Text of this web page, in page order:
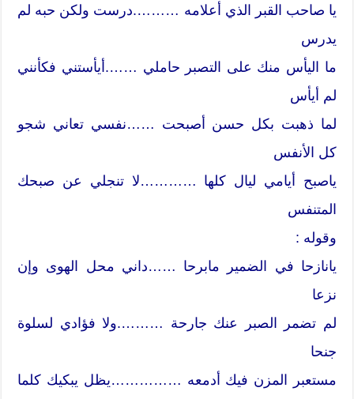
يا صاحب القبر الذي أعلامه ……….درست ولكن حبه لم
يدرس
ما اليأس منك على التصبر حاملي …….أيأستني فكأنني
لم أيأس
لما ذهبت بكل حسن أصبحت ……نفسي تعاني شجو
كل الأنفس
ياصبح أيامي ليال كلها …………لا تنجلي عن صبحك
المتنفس
وقوله :
يانازحا في الضمير مابرحا ……داني محل الهوى وإن
نزعا
لم تضمر الصبر عنك جارحة ……….ولا فؤادي لسلوة
جنحا
مستعبر المزن فيك أدمعه ……………يظل يبكيك كلما